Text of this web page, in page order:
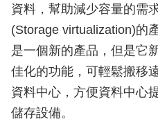
資料，幫助減少容量的需
(Storage virtualization)的
是一個新的產品，但是它
佳化的功能，可輕鬆搬移
資料中心，方便資料中心
儲存設備。